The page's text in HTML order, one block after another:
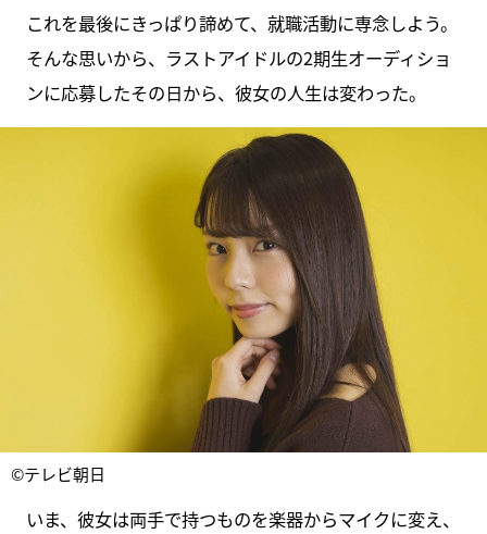
これを最後にきっぱり諦めて、就職活動に専念しよう。
そんな思いから、ラストアイドルの2期生オーディショ
ンに応募したその日から、彼女の人生は変わった。
©テレビ朝日
いま、彼女は両手で持つものを楽器からマイクに変え、